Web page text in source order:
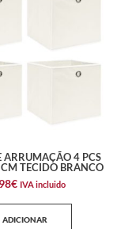
ARRUMAÇÃO 4 PCS
TECIDO BRANCO
€ IVA incluido
ADICIONAR